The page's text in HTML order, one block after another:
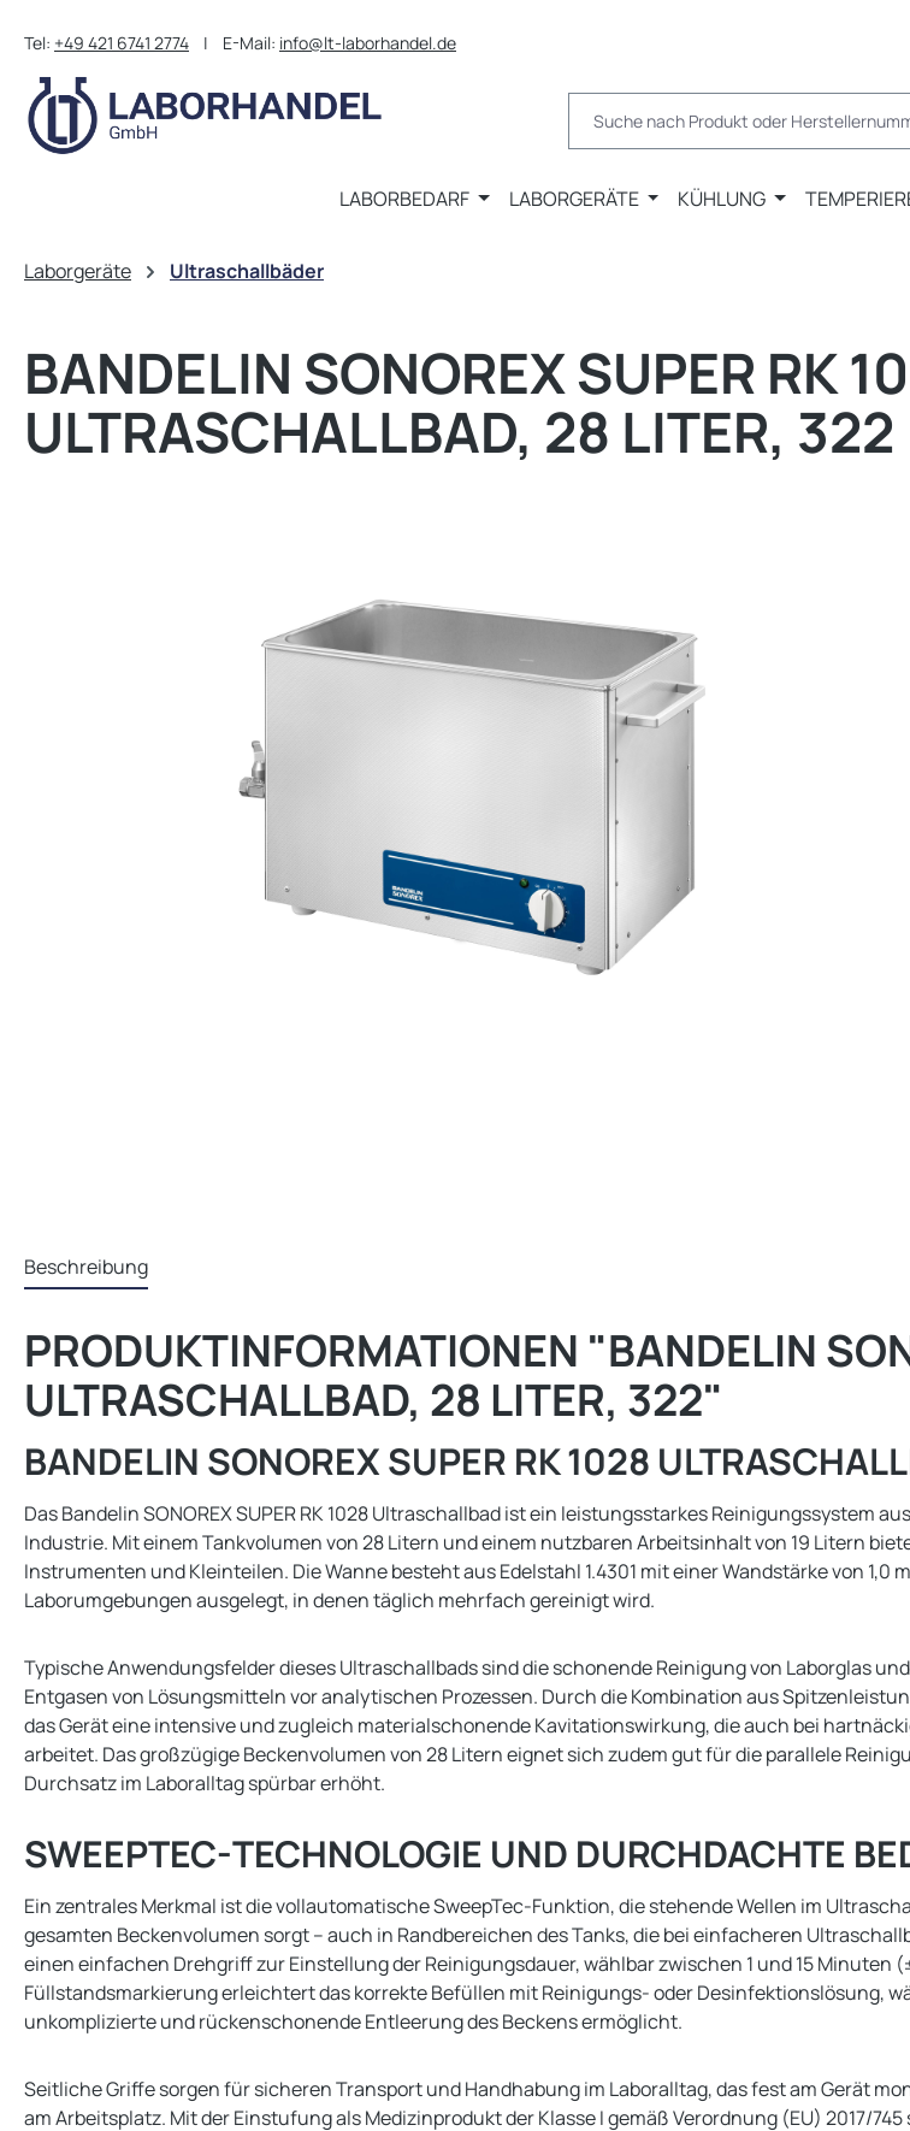
Tel: +49 421 6741 2774 | E-Mail: info@lt-laborhandel.de
LABORBEDARF LABORGERÄTE KÜHLUNG
Laborgeräte Ultraschallbäder
BANDELIN SONOREX SUPER RK
ULTRASCHALLBAD, 28 LITER, 322
Beschreibung
PRODUKTINFORMATIONEN "BANDELIN
ULTRASCHALLBAD, 28 LITER, 322"
BANDELIN SONOREX SUPER RK 1028
Das Bandelin SONOREX SUPER RK 1028 Ultraschallbad ist ein leistungsstarkes Reinigungssystem
Industrie. Mit einem Tankvolumen von 28 Litern und einem nutzbaren Arbeitsinhalt von 19 Litern
Instrumenten und Kleinteilen. Die Wanne besteht aus Edelstahl 1.4301 mit einer Wandstärke von
Laborumgebungen ausgelegt, in denen täglich mehrfach gereinigt wird.
Typische Anwendungsfelder dieses Ultraschallbads sind die schonende Reinigung von Laborglas
Entgasen von Lösungsmitteln vor analytischen Prozessen. Durch die Kombination aus
das Gerät eine intensive und zugleich materialschonende Kavitationswirkung, die auch bei
arbeitet. Das großzügige Beckenvolumen von 28 Litern eignet sich zudem gut für die parallele
Durchsatz im Laboralltag spürbar erhöht.
SWEEPTEC-TECHNOLOGIE UND DURCHDACHTE
Ein zentrales Merkmal ist die vollautomatische SweepTec-Funktion, die stehende Wellen im
gesamten Beckenvolumen sorgt – auch in Randbereichen des Tanks, die bei einfacheren
einen einfachen Drehgriff zur Einstellung der Reinigungsdauer, wählbar zwischen 1 und 15 Minuten
Füllstandsmarkierung erleichtert das korrekte Befüllen mit Reinigungs- oder Desinfektionslösung,
unkomplizierte und rückenschonende Entleerung des Beckens ermöglicht.
Seitliche Griffe sorgen für sicheren Transport und Handhabung im Laboralltag, das fest am Gerät
am Arbeitsplatz. Mit der Einstufung als Medizinprodukt der Klasse I gemäß Verordnung (EU) 2017/745